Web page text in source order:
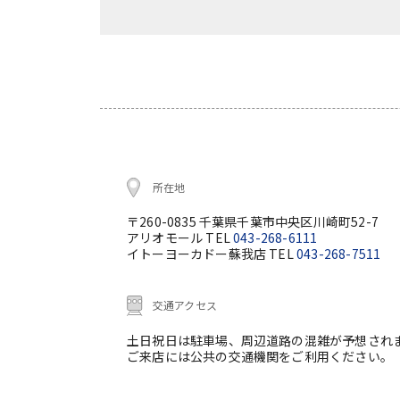
所在地
〒260-0835 千葉県千葉市中央区川崎町52-7
アリオモール TEL043-268-6111
イトーヨーカドー蘇我店 TEL043-268-7511
交通アクセス
土日祝日は駐車場、周辺道路の混雑が予想され
ご来店には公共の交通機関をご利用ください。